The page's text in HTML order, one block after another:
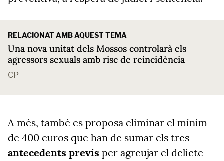
RELACIONAT AMB AQUEST TEMA
Una nova unitat dels Mossos controlarà els
agressors sexuals amb risc de reincidència
CP
A més, també es proposa eliminar el mínim
de 400 euros que han de sumar els tres
antecedents previs per agreujar el delicte